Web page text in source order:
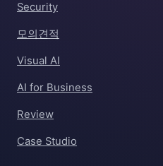
Security
모의견적
Visual AI
AI for Business
Review
Case Studio